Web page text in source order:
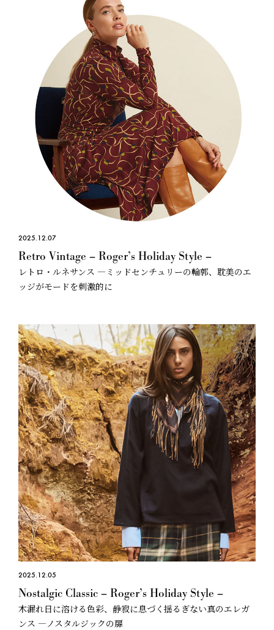
2025.12.07
Retro Vintage – Roger’s Holiday Style –
レトロ・ルネサンス —ミッドセンチュリーの輪郭、耽美のエ
ッジがモードを刺激的に
2025.12.05
Nostalgic Classic – Roger’s Holiday Style –
木漏れ日に溶ける色彩、静寂に息づく揺るぎない真のエレガ
ンス —ノスタルジックの扉